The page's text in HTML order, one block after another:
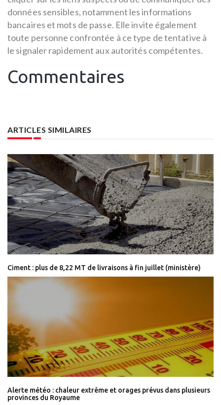
données sensibles, notamment les informations
bancaires et mots de passe. Elle invite également
toute personne confrontée à ce type de tentative à
le signaler rapidement aux autorités compétentes.
Commentaires
ARTICLES SIMILAIRES
Ciment : plus de 8,22 MT de livraisons à fin juillet (ministère)
Alerte météo : chaleur extrême et orages prévus dans plusieurs
provinces du Royaume